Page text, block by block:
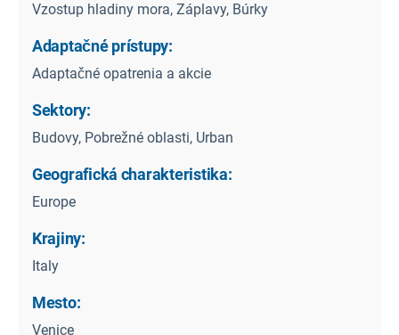
Vzostup hladiny mora, Záplavy, Búrky
Adaptačné prístupy:
Adaptačné opatrenia a akcie
Sektory:
Budovy, Pobrežné oblasti, Urban
Geografická charakteristika:
Europe
Krajiny:
Italy
Mesto:
Venice